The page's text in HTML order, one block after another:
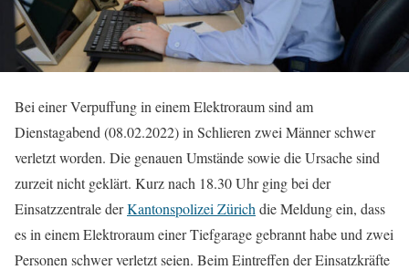
Bei einer Verpuffung in einem Elektroraum sind am
Dienstagabend (08.02.2022) in Schlieren zwei Männer schwer
verletzt worden. Die genauen Umstände sowie die Ursache sind
zurzeit nicht geklärt. Kurz nach 18.30 Uhr ging bei der
Einsatzzentrale derKantonspolizei Zürich die Meldung ein, dass
es in einem Elektroraum einer Tiefgarage gebrannt habe und zwei
Personen schwer verletzt seien. Beim Eintreffen der Einsatzkräfte